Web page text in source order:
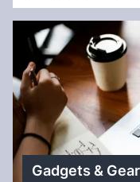
Gadgets & Gear